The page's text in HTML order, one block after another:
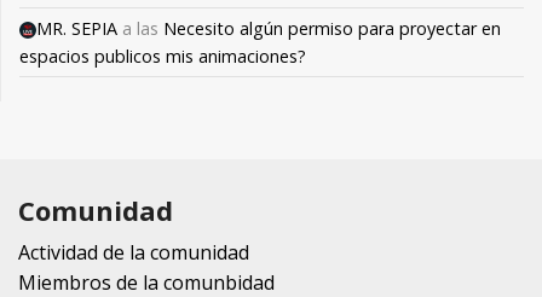
MR. SEPIA a las Necesito algún permiso para proyectar en
espacios publicos mis animaciones?
Comunidad
Actividad de la comunidad
Miembros de la comunbidad